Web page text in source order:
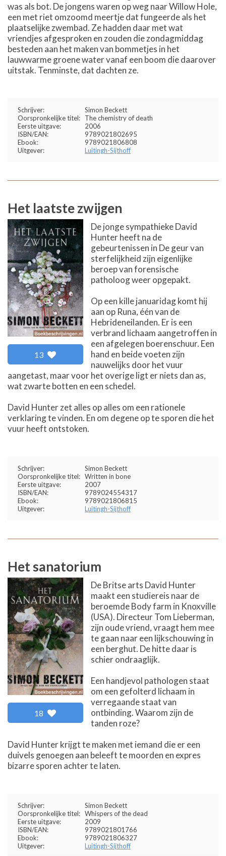
was als bot. De jongens waren op weg naar Willow Hole,
een met riet omzoomd meertje dat fungeerde als het
plaatselijke zwembad. Ze hadden daar met wat
vriendjes afgesproken en zouden die zondagmiddag
besteden aan het maken van bommetjes in het
lauwwarme groene water vanaf een boom die daarover
uitstak. Tenminste, dat dachten ze.
Schrijver:
Simon Beckett
Oorspronkelijke titel:
The chemistry of death
Eerste uitgave:
2006
ISBN/EAN:
9789021802695
Ebook:
9789021806808
Uitgever:
Luitingh-Sijthoff
Het laatste zwijgen
13
De jonge sympathieke David
Hunter heeft na de
gebeurtenissen in De geur van
sterfelijkheid zijn eigenlijke
beroep van forensische
patholoog weer opgepakt.
Op een kille januaridag komt hij
aan op Runa, één van de
Hebrideneilanden. Er is een
verbrand lichaam aangetroffen in
een afgelegen boerenschuur. Een
hand en beide voeten zijn
nauwelijks door het vuur
aangetast, maar voor het overige ligt er niets dan as,
wat zwarte botten en een schedel.
David Hunter zet alles op alles om een rationele
verklaring te vinden. En om degene op te sporen die het
vuur heeft ontstoken.
Schrijver:
Simon Beckett
Oorspronkelijke titel: Written in bone
Eerste uitgave:
2007
ISBN/EAN:
9789024554317
Ebook:
9789021806815
Uitgever:
Luitingh-Sijthoff
Het sanatorium
18
De Britse arts David Hunter
maakt een studiereis naar de
beroemde Body farm in Knoxville
(USA). Directeur Tom Lieberman,
zijn oude vriend, vraagt hem mee
te gaan naar een lijkschouwing in
een berghut. De hitte daar is
schier ondraaglijk.
Een handjevol pathologen staat
om een gefolterd lichaam in
verregaande staat van
ontbinding. Waarom zijn de
tanden roze?
David Hunter krijgt te maken met iemand die er een
duivels genoegen aan beleeft te moorden en expres
bizarre sporen achter te laten.
Schrijver:
Simon Beckett
Oorspronkelijke titel: Whispers of the dead
Eerste uitgave:
2009
ISBN/EAN:
9789021801766
Ebook:
9789021806327
Uitgever:
Luitingh-Sijthoff